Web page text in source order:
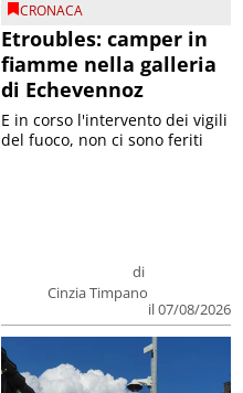
CRONACA
Etroubles: camper in
fiamme nella galleria
di Echevennoz
di
Cinzia Timpano
il 07/08/2026
E in corso l'intervento dei vigili
del fuoco, non ci sono feriti